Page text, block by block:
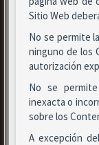
Sitio Web
No se permite
ninguno de los
autorización
No se
inexacta o
sobre los
A excepción